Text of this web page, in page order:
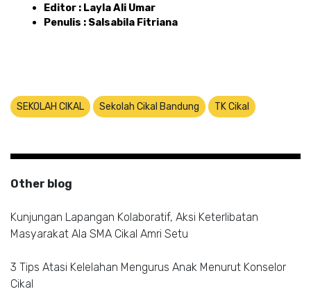
Editor : Layla Ali Umar
Penulis : Salsabila Fitriana
SEKOLAH CIKAL Sekolah Cikal Bandung TK Cikal
Other blog
Kunjungan Lapangan Kolaboratif, Aksi Keterlibatan
Masyarakat Ala SMA Cikal Amri Setu
3 Tips Atasi Kelelahan Mengurus Anak Menurut Konselor
Cikal